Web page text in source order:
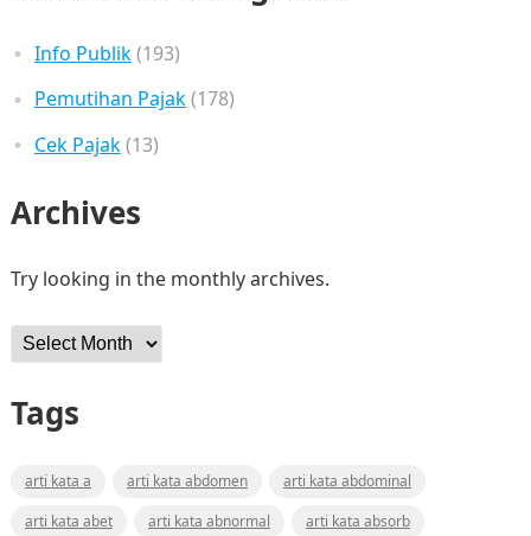
Info Publik(193)
Pemutihan Pajak(178)
Cek Pajak(13)
Archives
Try looking in the monthly archives.
Archives
Tags
arti kata a arti kata abdomen
arti kata abdominal
arti kata abet
arti kata abnormal
arti kata absorb